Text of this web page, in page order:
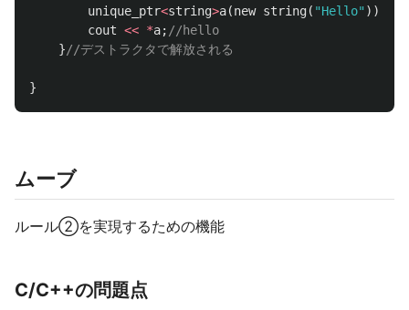
unique_ptr<string>a(new string( "Hello" ));
cout << *a; //hello
}//デストラクタで解放される
}
ムーブ
ルール②を実現するための機能
C/C++の問題点